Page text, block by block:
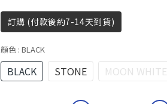
訂購 (付款後約7-14天到貨)
顏色 : BLACK
BLACK STONE MOON WHITE